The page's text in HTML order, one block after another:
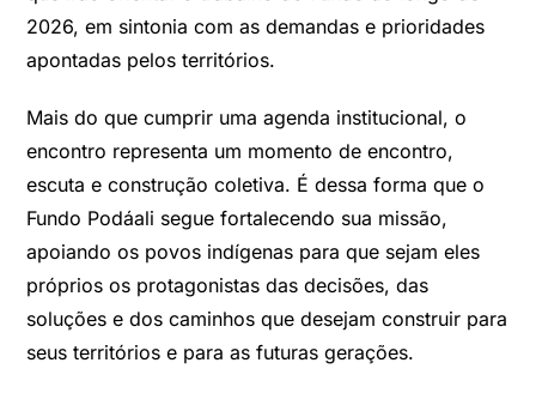
2026, em sintonia com as demandas e prioridades
apontadas pelos territórios.
Mais do que cumprir uma agenda institucional, o
encontro representa um momento de encontro,
escuta e construção coletiva. É dessa forma que o
Fundo Podáali segue fortalecendo sua missão,
apoiando os povos indígenas para que sejam eles
próprios os protagonistas das decisões, das
soluções e dos caminhos que desejam construir para
seus territórios e para as futuras gerações.